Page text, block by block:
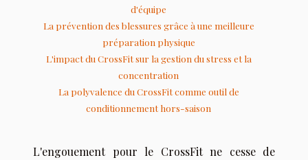
d'équipe
La prévention des blessures grâce à une meilleure
préparation physique
L'impact du CrossFit sur la gestion du stress et la
concentration
La polyvalence du CrossFit comme outil de
conditionnement hors-saison
L'engouement pour le CrossFit ne cesse de